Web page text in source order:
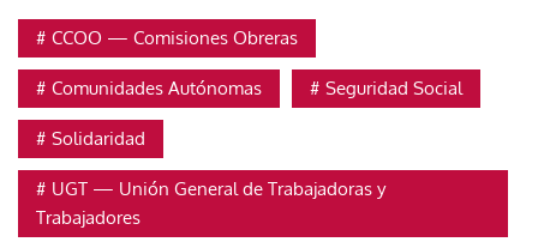
CCOO — Comisiones Obreras
Comunidades Autónomas Seguridad Social
Solidaridad
UGT — Unión General de Trabajadoras y
Trabajadores